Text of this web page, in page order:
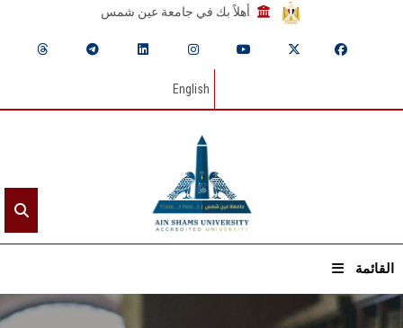
أهلاً بك في جامعة عين شمس
English
القائمة
الرئيسيـة